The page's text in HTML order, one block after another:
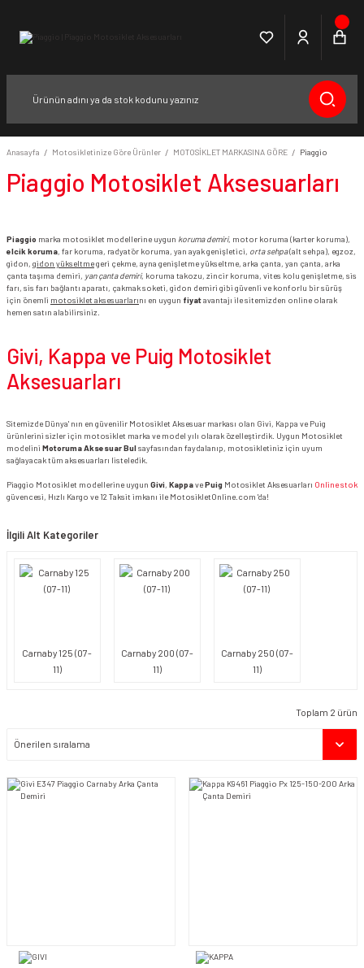
Anasayfa Motosikletinize Göre Ürünler MOTOSİKLET MARKASINA GÖRE Piaggio
Piaggio Motosiklet Aksesuarları
Piaggio marka motosiklet modellerine uygun koruma demiri, motor koruma (karter koruma),
elcik koruma, far koruma, radyatör koruma, yan ayak genişletici, orta sehpa(alt sehpa), egzoz,
gidon, gidon yükseltmegeri çekme, ayna genişletme yükseltme, arka çanta, yan çanta, arka
çanta taşıma demiri, yan çanta demiri, koruma takozu, zincir koruma, vites kolu genişletme, sis
farı, sis farı bağlantı aparatı, çakmak soketi, gidon demiri gibi güvenli ve konforlu bir sürüş
için önemli motosiklet aksesuarlarını en uygun fiyatavantajı ile sitemizden online olarak
hemen satın alabilirsiniz.
Givi, Kappa ve Puig Motosiklet
Aksesuarları
Sitemizde Dünya' nın en güvenilir Motosiklet Aksesuar markası olan Givi, Kappa ve Puig
ürünlerini sizler için motosiklet marka ve model yılı olarak özelleştirdik. Uygun Motosiklet
modelini Motoruma Aksesuar Bulsayfasından faydalanıp, motosikletiniz için uyum
sağlayacak tüm aksesuarları listeledik.
Piaggio Motosiklet modellerine uygun Givi, KappavePuig Motosiklet Aksesuarları Online stok
güvencesi, Hızlı Kargo ve 12 Taksit imkanı ile MotosikletOnline.com 'da!
İlgili Alt Kategoriler
Carnaby 125 (07-
11)
Carnaby 200 (07-
11)
Carnaby 250 (07-
11)
Toplam 2 ürün